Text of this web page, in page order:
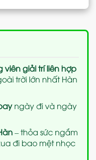
viên giải trí liên hợp
trời lớn nhất Hàn
ngày đi và ngày
– thỏa sức ngắm
đi bao mệt nhọc